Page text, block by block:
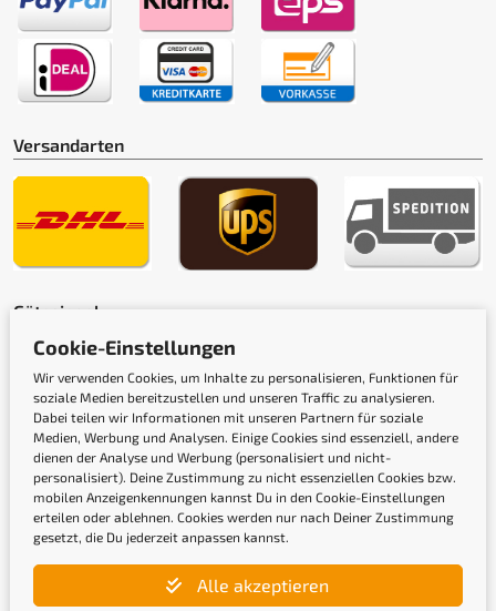
Versandarten
Gütesiegel
Cookie-Einstellungen
Wir verwenden Cookies, um Inhalte zu personalisieren, Funktionen für
soziale Medien bereitzustellen und unseren Traffic zu analysieren.
Dabei teilen wir Informationen mit unseren Partnern für soziale
Medien, Werbung und Analysen. Einige Cookies sind essenziell, andere
dienen der Analyse und Werbung (personalisiert und nicht-
personalisiert). Deine Zustimmung zu nicht essenziellen Cookies bzw.
mobilen Anzeigenkennungen kannst Du in den Cookie-Einstellungen
erteilen oder ablehnen. Cookies werden nur nach Deiner Zustimmung
gesetzt, die Du jederzeit anpassen kannst.
Alle akzeptieren